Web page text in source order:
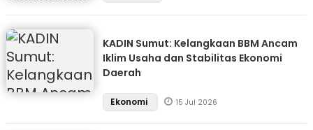
KADIN Sumut: Kelangkaan BBM Ancam
Iklim Usaha dan Stabilitas Ekonomi
Daerah
Ekonomi 15 Jul 2026